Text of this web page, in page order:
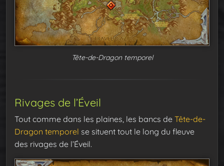
Tête-de-Dragon temporel
Rivages de l’Éveil
Tout comme dans les plaines, les bancs de Tête-de-
Dragon temporel se situent tout le long du fleuve
des rivages de l’Éveil.